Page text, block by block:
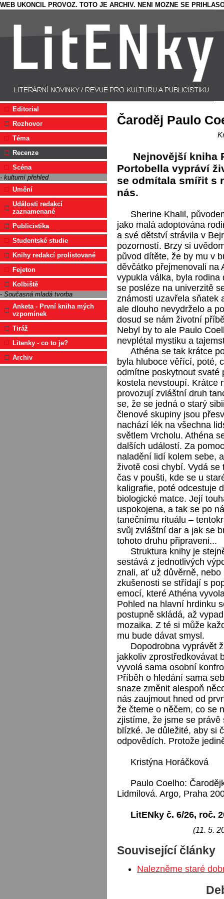
WEB UKONCIL PROVOZ. TOTO JE ARCHIV. NENI MOZNE SE
Editorial
Rozhovor
Téma
Recenze
Scéna
- kulturní přehled
Umění
Události redakcí
zaznamenané
Publicistika
Studentské studie
Knihy redakcí prolistované
Fejeton
Kolbiště
- Současná mladá tvorba
Anketa - První kniha mých
vzpomínek
Tiráž
Litenky - co to je?
Archiv
Čaroděj Paulo
Nejnovější kniha
Portobella vypráví
se odmítala smířit s
nás.
Sherine Khalil,
jako malá adoptována
a své dětství strávila v
pozorností. Brzy si
původ dítěte, že by mu v
děvčátko přejmenovali na
vypukla válka, byla
se posléze na univerzitě
známosti uzavřela sňatek
ale dlouho nevydrželo a
dosud se nám životní
Nebyl by to ale Paulo
nevplétal mystiku a
Athéna se tak krátce
byla hluboce věřící, poté,
odmítne poskytnout svaté
kostela nevstoupí. Krátce
provozují zvláštní druh
se, že se jedná o starý
členové skupiny jsou
nachází lék na všechna
světlem Vrcholu. Athéna
dalších událostí. Za
naladění lidí kolem sebe,
životě cosi chybí. Vydá
čas v poušti, kde se u
kaligrafie, poté odcestuje
biologické matce. Její
uspokojena, a tak se po
tanečnímu rituálu –
svůj zvláštní dar a jak se
tohoto druhu připraveni...
Struktura knihy je
sestává z jednotlivých
znali, ať už důvěrně,
zkušenosti se střídají s
emocí, které Athéna
Pohled na hlavní hrdinku
postupně skládá, až
mozaika. Z té si může
mu bude dávat smysl.
Dopodrobna vyprávět
jakkoliv zprostředkovávat
vyvolá sama osobní
Příběh o hledání sama
snaze změnit alespoň
nás zaujmout hned od
že čteme o něčem, co se
zjistíme, že jsme se
blízké. Je důležité, aby si
odpovědích. Protože
Kristýna Horáčková
Paulo Coelho:
Lidmilová. Argo, Praha
LitENky č. 6/26, roč.
(11. 5.
Související články
Nalezněme staré